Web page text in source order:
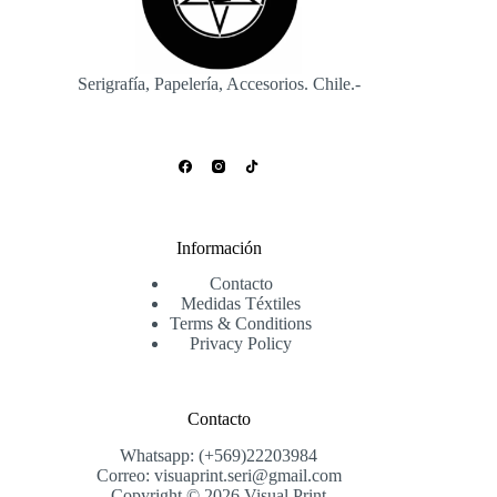
la
página
producto
producto
Serigrafía, Papelería, Accesorios. Chile.-
Información
Contacto
Medidas Téxtiles
Terms & Conditions
Privacy Policy
Contacto
Whatsapp: (+569)22203984
Correo: visuaprint.seri@gmail.com